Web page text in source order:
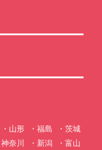
山形 福島
茨城
神奈川 新潟
富山